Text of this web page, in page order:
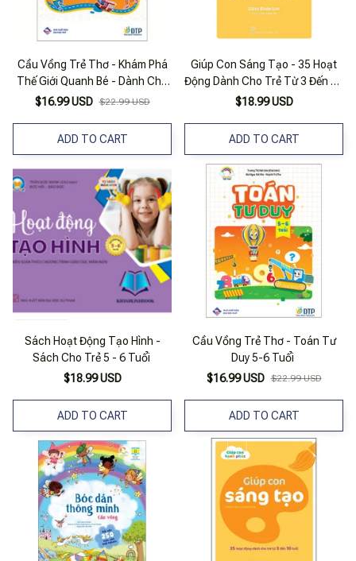
Cầu Vồng Trẻ Thơ - Khám Phá
Thế Giới Quanh Bé - Dành Cho
Trẻ 5-6 Tuổi
$16.99 USD $22.99 USD
ADD TO CART
Giúp Con Sáng Tạo - 35 Hoạt
Động Dành Cho Trẻ Từ 3 Đến 10
Tuổi
$18.99 USD
ADD TO CART
Sách Hoạt Động Tạo Hình -
Sách Cho Trẻ 5 - 6 Tuổi
$18.99 USD
ADD TO CART
Cầu Vồng Trẻ Thơ - Toán Tư
Duy 5-6 Tuổi
$16.99 USD $22.99 USD
ADD TO CART